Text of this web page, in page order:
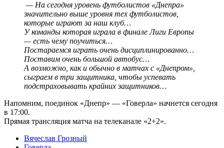
— На сегодня уровень футболистов «Днепра»
значительно выше уровня тех футболистов,
которые играют за наш клуб…
У команды которая играла в финале Лиги Европы
— есть чему поучиться…
Постараемся играть очень дисциплинированно…
Поставим очень большой автобус…
А возможно, как и обычно в матчах с «Днепром»,
сыграем в три защитника, чтобы успевать
подстраховывать крайних защитников…
Напомним, поединок «Днепр» — «Говерла» начнется сегодня
в 17:00.
Прямая трансляция матча на телеканале «2+2».
Вячеслав Грозный